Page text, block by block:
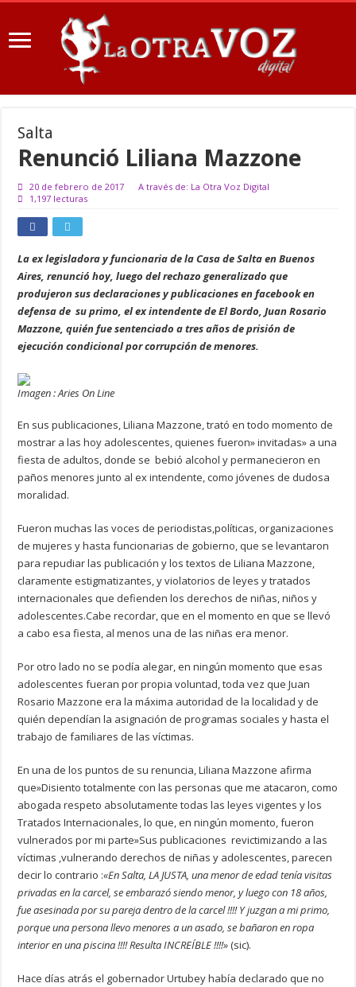
Salta
Renunció Liliana Mazzone
20 de febrero de 2017
A través de: La Otra Voz Digital
1,197 lecturas
La ex legisladora y funcionaria de la Casa de Salta en Buenos
Aires, renunció hoy, luego del rechazo generalizado que
produjeron sus declaraciones y publicaciones en facebook en
defensa de su primo, el ex intendente de El Bordo, Juan Rosario
Mazzone, quién fue sentenciado a tres años de prisión de
ejecución condicional por corrupción de menores.
Imagen : Aries On Line
En sus publicaciones, Liliana Mazzone, trató en todo momento de
mostrar a las hoy adolescentes, quienes fueron» invitadas» a una
fiesta de adultos, donde se bebió alcohol y permanecieron en
paños menores junto al ex intendente, como jóvenes de dudosa
moralidad.
Fueron muchas las voces de periodistas,políticas, organizaciones
de mujeres y hasta funcionarias de gobierno, que se levantaron
para repudiar las publicación y los textos de Liliana Mazzone,
claramente estigmatizantes, y violatorios de leyes y tratados
internacionales que defienden los derechos de niñas, niños y
adolescentes.Cabe recordar, que en el momento en que se llevó
a cabo esa fiesta, al menos una de las niñas era menor.
Por otro lado no se podía alegar, en ningún momento que esas
adolescentes fueran por propia voluntad, toda vez que Juan
Rosario Mazzone era la máxima autoridad de la localidad y de
quién dependían la asignación de programas sociales y hasta el
trabajo de familiares de las víctimas.
En una de los puntos de su renuncia, Liliana Mazzone afirma
que»Disiento totalmente con las personas que me atacaron, como
abogada respeto absolutamente todas las leyes vigentes y los
Tratados Internacionales, lo que, en ningún momento, fueron
vulnerados por mi parte»Sus publicaciones revictimizando a las
víctimas ,vulnerando derechos de niñas y adolescentes, parecen
decir lo contrario :«En Salta, LA JUSTA, una menor de edad tenía visitas
privadas en la carcel, se embarazó siendo menor, y luego con 18 años,
fue asesinada por su pareja dentro de la carcel !!!! Y juzgan a mi primo,
porque una persona llevo menores a un asado, se bañaron en ropa
interior en una piscina !!!! Resulta INCREÍBLE !!!!»(sic).
Hace días atrás el gobernador Urtubey había declarado que no